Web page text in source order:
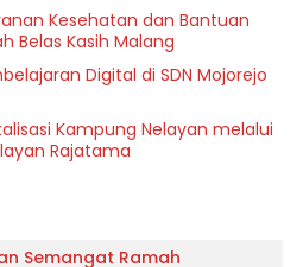
Kesehatan dan Bantuan
Belas Kasih Malang
Digital di SDN Mojorejo
Kampung Nelayan melalui
Rajatama
Semangat Ramah